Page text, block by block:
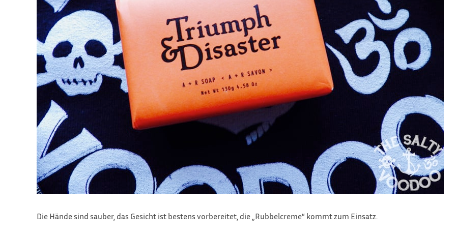
Die Hände sind sauber, das Gesicht ist bestens vorbereitet, die „Rubbelcreme“ kommt zum Einsatz.